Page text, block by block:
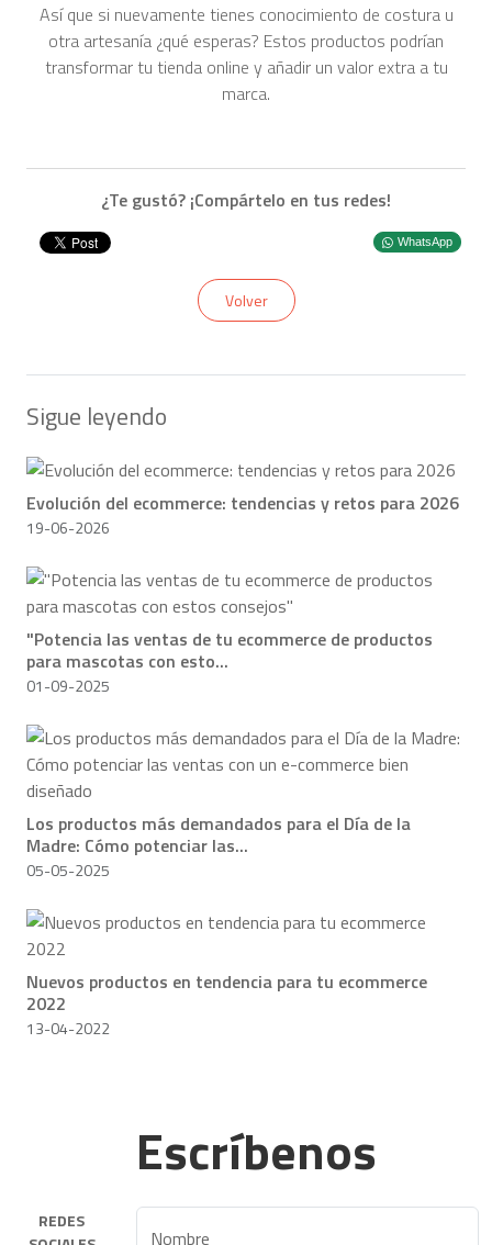
Así que si nuevamente tienes conocimiento de costura u
otra artesanía ¿qué esperas? Estos productos podrían
transformar tu tienda online y añadir un valor extra a tu
marca.
¿Te gustó? ¡Compártelo en tus redes!
WhatsApp
Volver
Sigue leyendo
Evolución del ecommerce: tendencias y retos para 2026
19-06-2026
"Potencia las ventas de tu ecommerce de productos
para mascotas con esto...
01-09-2025
Los productos más demandados para el Día de la
Madre: Cómo potenciar las...
05-05-2025
Nuevos productos en tendencia para tu ecommerce
2022
13-04-2022
REDES
Escríbenos
Nombre